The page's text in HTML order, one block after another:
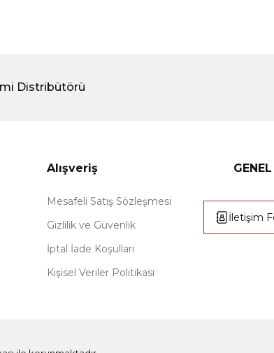
Distribütörü
Alışveriş
Mesafeli Satış Sözleşmesi
Gizlilik ve Güvenlik
İptal İade Koşullari
Kişisel Veriler Politikası
İletişim